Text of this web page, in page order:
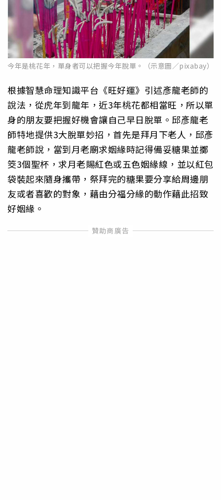
今年是桃花年，單身者可以把握今年脫單。（示意圖／pixabay）
根據智慧命理知識平台《旺好運》引述彥龍老師的
說法，從虎年到龍年，近3年桃花都相當旺，所以單
身的朋友要把握好機會讓自己早日脫單。邱彥龍老
師特地提供3大脫單妙招，首先是拜月下老人，邱彥
龍老師說，當到月老廟求姻緣時記得備妥糖果並擲
筊3個聖杯，求月老賜紅色或五色姻緣線，並以紅包
袋裝起來隨身攜帶，祭拜完的糖果要分享給周邊朋
友或者喜歡的對象，藉由分福分緣的動作藉此招致
好姻緣。